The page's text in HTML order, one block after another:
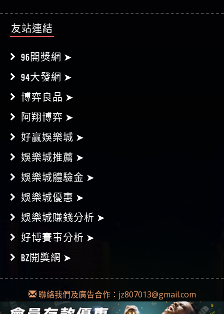
友站連結
96開獎網 ➤
94大發網 ➤
博弈良品 ➤
阿翔博弈 ➤
好贏娛樂城 ➤
娛樂城推薦 ➤
娛樂城體驗金 ➤
娛樂城優惠 ➤
娛樂城賺錢分析 ➤
好博賽事分析 ➤
BZ開獎網 ➤
聯絡我們及廣告合作： jz807013@gmail.com
Copyright © 2018-2019 Diss博弈 網站地圖